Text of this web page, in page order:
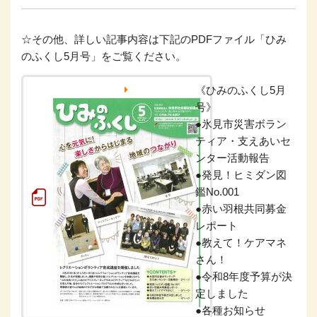
☆その他、詳しい記事内容は下記のPDFファイル「ひみ
のふくし5月号」をご覧ください。
《ひみのふくし5月
号》
●氷見市災害ボラン
ティア・支えあいセ
ンター活動報告
●発見！ヒミダン図
鑑No.001
●赤い羽根共同募金
レポート
●教えて！ケアマネ
さん！
●令和8年度予算が決
定しました
●各種お知らせ